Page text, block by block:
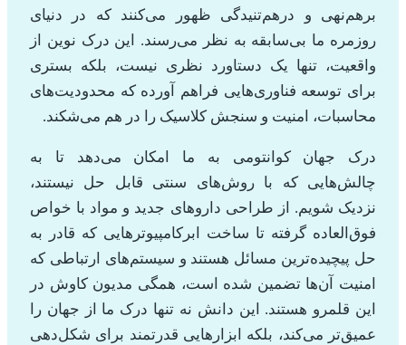
برهم‌نهی و درهم‌تنیدگی ظهور می‌کنند که در دنیای
روزمره ما بی‌سابقه به نظر می‌رسند. این درک نوین از
واقعیت، تنها یک دستاورد نظری نیست، بلکه بستری
برای توسعه فناوری‌هایی فراهم آورده که محدودیت‌های
محاسبات، امنیت و سنجش کلاسیک را در هم می‌شکند.
درک جهان کوانتومی به ما امکان می‌دهد تا به
چالش‌هایی که با روش‌های سنتی قابل حل نیستند،
نزدیک شویم. از طراحی داروهای جدید و مواد با خواص
فوق‌العاده گرفته تا ساخت ابرکامپیوترهایی که قادر به
حل پیچیده‌ترین مسائل هستند و سیستم‌های ارتباطی که
امنیت آن‌ها تضمین شده است، همگی مدیون کاوش در
این قلمرو هستند. این دانش نه تنها درک ما از جهان را
عمیق‌تر می‌کند، بلکه ابزارهایی قدرتمند برای شکل‌دهی